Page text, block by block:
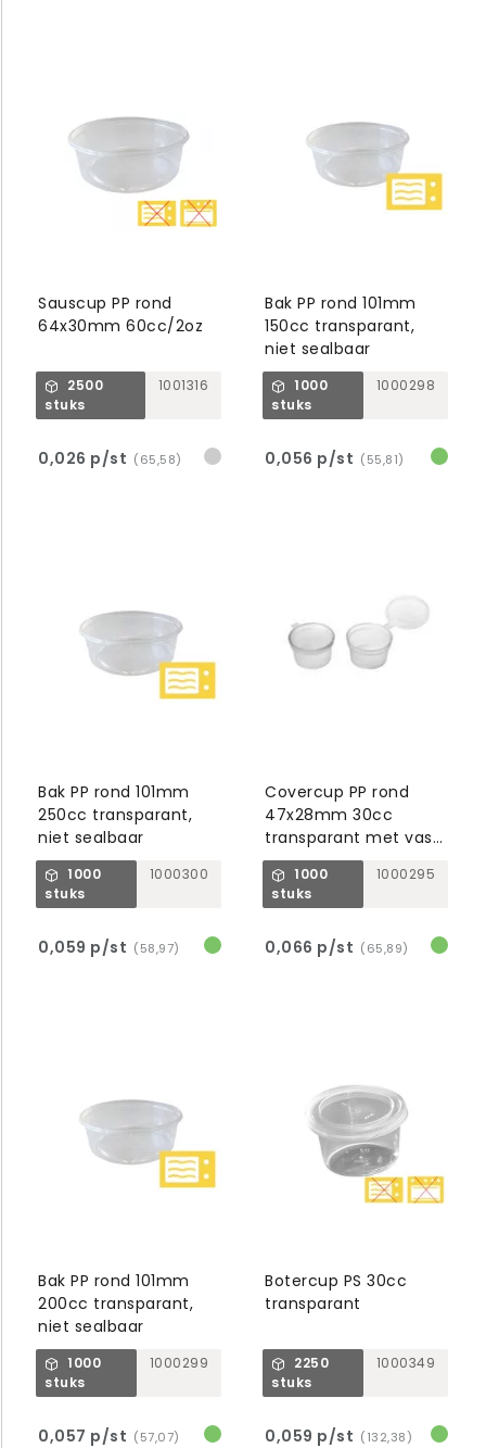
Sauscup PP rond
64x30mm 60cc/2oz
2500
stuks
1001316
0,026 p/st (65,58)
Bak PP rond 101mm
150cc transparant,
niet sealbaar
1000
stuks
1000298
0,056 p/st (55,81)
Bak PP rond 101mm
250cc transparant,
niet sealbaar
1000
stuks
1000300
0,059 p/st (58,97)
Covercup PP rond
47x28mm 30cc
transparant met vast
deksel
1000
stuks
1000295
0,066 p/st (65,89)
Bak PP rond 101mm
200cc transparant,
niet sealbaar
1000
stuks
1000299
0,057 p/st (57,07)
Botercup PS 30cc
transparant
2250
stuks
1000349
0,059 p/st (132,38)